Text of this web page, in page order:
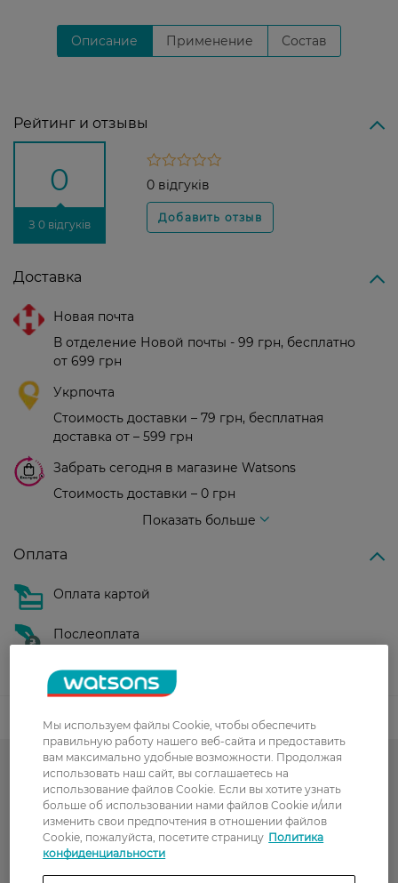
Описание Применение Состав
Рейтинг и отзывы
0
З 0 відгуків
0 відгуків
Доставка
Новая почта
В отделение Новой почты - 99 грн, бесплатно
от 699 грн
Укрпочта
Стоимость доставки – 79 грн, бесплатная
доставка от – 599 грн
Забрать сегодня в магазине Watsons
Стоимость доставки – 0 грн
Показать больше
Оплата
Оплата картой
Послеоплата
Показать больше
Код товара
Гарячий сезон у WATSONS
Консилеры
Декоративная косметика
CATRICE
Мы используем файлы Cookie, чтобы обеспечить
правильную работу нашего веб-сайта и предоставить
вам максимально удобные возможности. Продолжая
использовать наш сайт, вы соглашаетесь на
использование файлов Cookie. Если вы хотите узнать
больше об использовании нами файлов Cookie и/или
изменить свои предпочтения в отношении файлов
Cookie, пожалуйста, посетите страницу Политика
конфиденциальности